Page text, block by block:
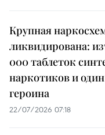
Крупная
ликвидирована:
000 таблеток
наркотиков и
героина
22/07/2026 07:18